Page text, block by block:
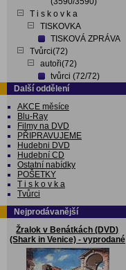
T i s k o v k a
TISKOVKA
TISKOVÁ ZPRÁVA
Tvůrci(72)
autoři(72)
tvůrci (72/72)
Další oddělení
AKCE měsíce
Blu-Ray
Filmy na DVD
PŘIPRAVUJEME
Hudebni DVD
Hudební CD
Ostatní nabídky
POŠETKY
T i s k o v k a
Tvůrci
Nejprodávanější
Žralok v Benátkách (DVD)
(Shark in Venice) - vyprodané